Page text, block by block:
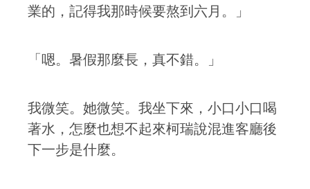
業的，記得我那時候要熬到六月。」
「嗯。暑假那麼長，真不錯。」
我微笑。她微笑。我坐下來，小口小口喝
著水，怎麼也想不起來柯瑞說混進客廳後
下一步是什麼。